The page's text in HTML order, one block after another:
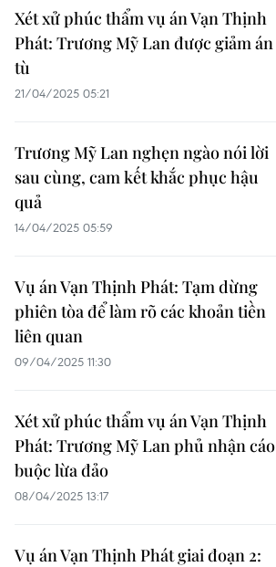
Xét xử phúc thẩm vụ án Vạn Thịnh
Phát: Trương Mỹ Lan được giảm án
tù
21/04/2025 05:21
Trương Mỹ Lan nghẹn ngào nói lời
sau cùng, cam kết khắc phục hậu
quả
14/04/2025 05:59
Vụ án Vạn Thịnh Phát: Tạm dừng
phiên tòa để làm rõ các khoản tiền
liên quan
09/04/2025 11:30
Xét xử phúc thẩm vụ án Vạn Thịnh
Phát: Trương Mỹ Lan phủ nhận cáo
buộc lừa đảo
08/04/2025 13:17
Vụ án Vạn Thịnh Phát giai đoạn 2: